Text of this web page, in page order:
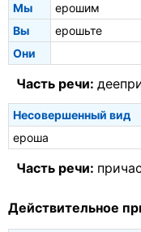
Мы
ерошим
Вы
ерошьте
Они
Часть речи:
Несовершенный вид
ероша
Часть речи:
Действительное